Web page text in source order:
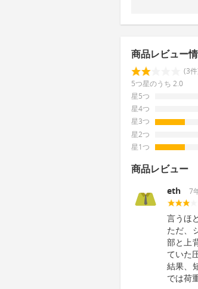
商品レビュー
(3
5つ星のうち 2.0
星5つ
星4つ
星3つ
星2つ
星1つ
商品レビュー
eth 7
言うほ
ただ、
部と上
ていた
結果、
では荷